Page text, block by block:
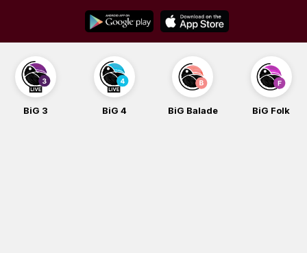
content
BiG 3 BiG 4 BiG Balade BiG Folk